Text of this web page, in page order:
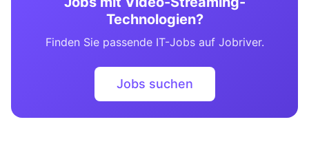
Technologien?
Finden Sie passende IT-Jobs auf Jobriver.
Jobs suchen